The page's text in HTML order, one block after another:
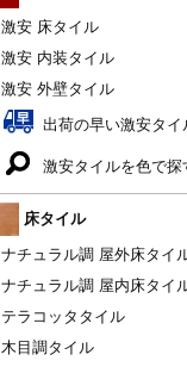
激安 床タイル
激安 内装タイル
激安 外壁タイル
出荷の早い激安タイ
激安タイルを色で探
床タイル
ナチュラル調 屋外床タイ
ナチュラル調 屋内床タイ
テラコッタタイル
木目調タイル